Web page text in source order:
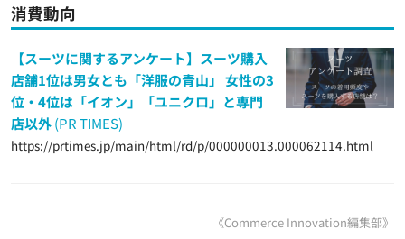
消費動向
【スーツに関するアンケート】スーツ購入
店舗1位は男女とも「洋服の青山」 女性の3
位・4位は「イオン」「ユニクロ」と専門
店以外(PR TIMES)
https://prtimes.jp/main/html/rd/p/000000013.000062114.html
《Commerce Innovation編集部》